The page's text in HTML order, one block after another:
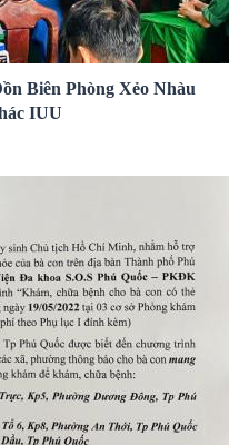
Biên Phòng Xẻo Nhàu
IUU